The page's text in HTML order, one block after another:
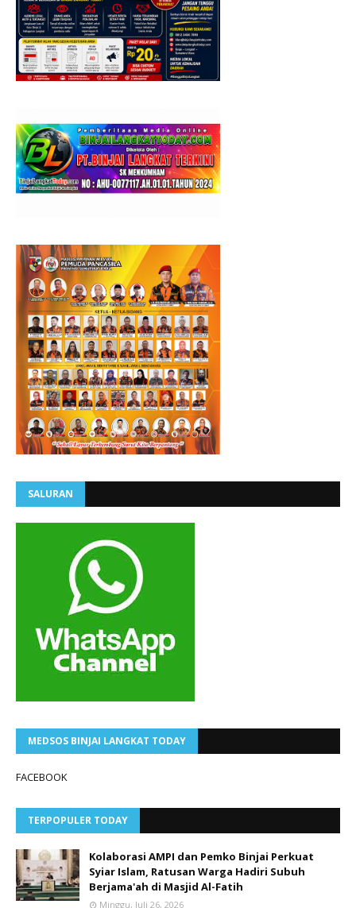
SALURAN
MEDSOS BINJAI LANGKAT TODAY
FACEBOOK
TERPOPULER TODAY
Kolaborasi AMPI dan Pemko Binjai Perkuat
Syiar Islam, Ratusan Warga Hadiri Subuh
Berjama'ah di Masjid Al-Fatih
Minggu, Juli 26, 2026